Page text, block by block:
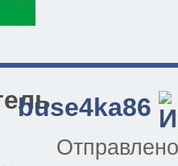
buse4ka86